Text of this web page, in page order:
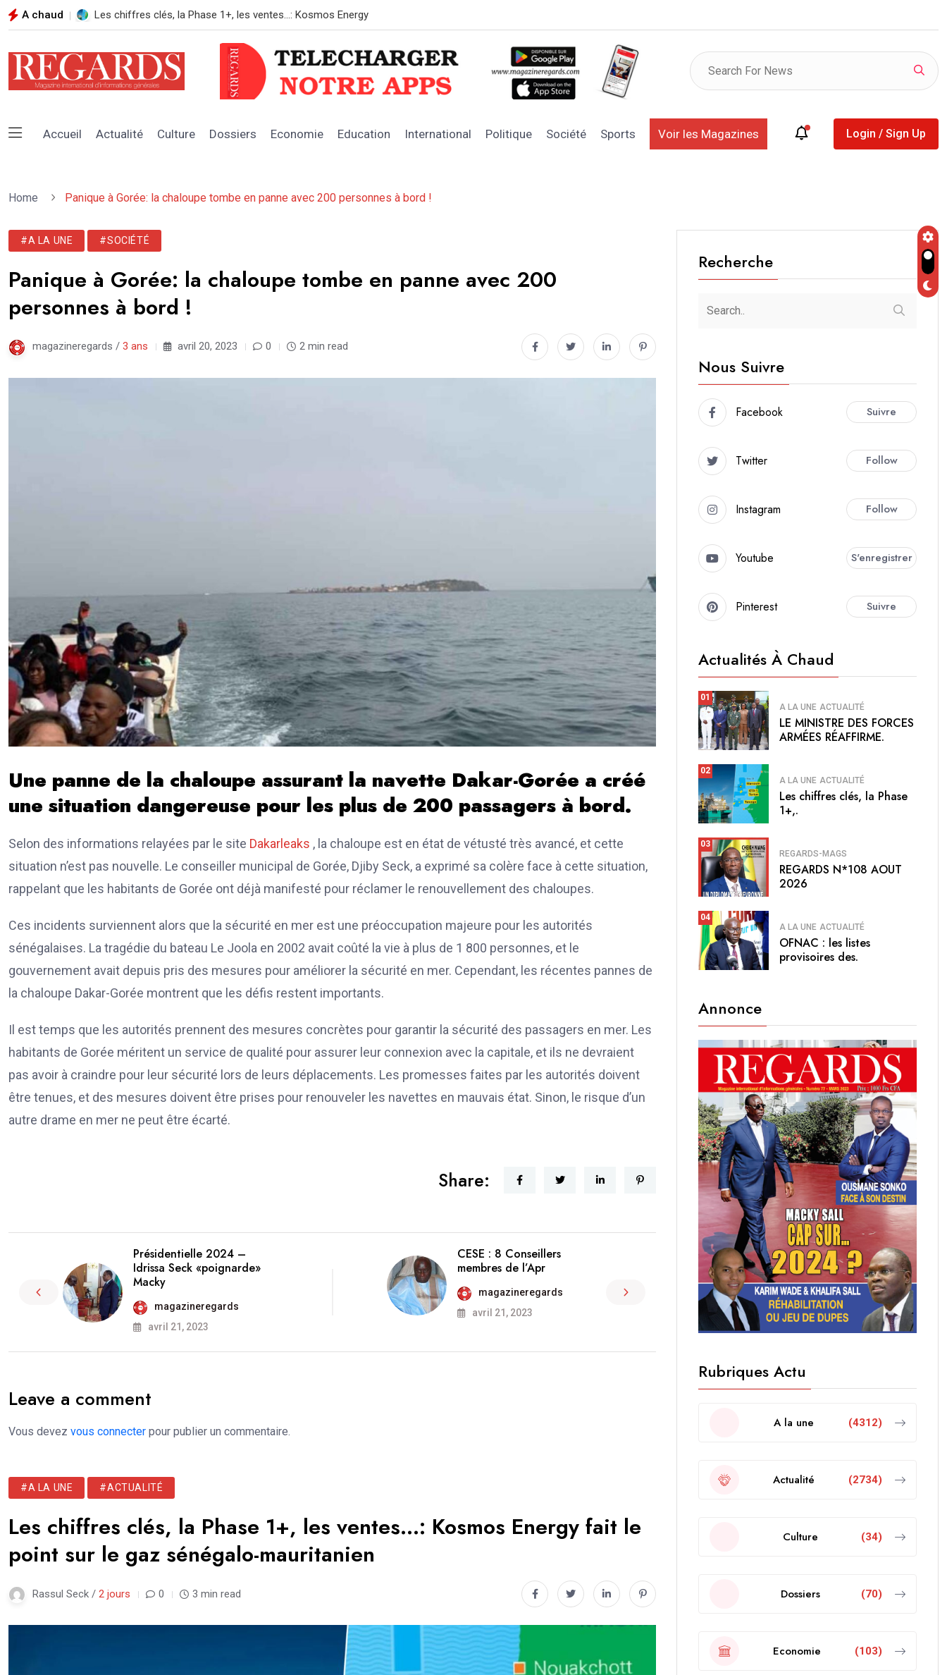
A chaud REGARDS N*108 AOUT 2026
Accueil Actualité Culture Dossiers Economie Education International Politique Société Sports Voir les Magazines Login / Sign Up
Home Panique à Gorée: la chaloupe tombe en panne avec 200 personnes à bord !
#A LA UNE #SOCIÉTÉ
Panique à Gorée: la chaloupe tombe en panne avec 200
personnes à bord !
magazineregards / 3 ans avril 20, 2023 0 2 min read
Une panne de la chaloupe assurant la navette Dakar-Gorée a créé
une situation dangereuse pour les plus de 200 passagers à bord.
Selon des informations relayées par le site Dakarleaks , la chaloupe est en état de vétusté très avancé, et cette
situation n’est pas nouvelle. Le conseiller municipal de Gorée, Djiby Seck, a exprimé sa colère face à cette situation,
rappelant que les habitants de Gorée ont déjà manifesté pour réclamer le renouvellement des chaloupes.
Ces incidents surviennent alors que la sécurité en mer est une préoccupation majeure pour les autorités
sénégalaises. La tragédie du bateau Le Joola en 2002 avait coûté la vie à plus de 1 800 personnes, et le
gouvernement avait depuis pris des mesures pour améliorer la sécurité en mer. Cependant, les récentes pannes de
la chaloupe Dakar-Gorée montrent que les défis restent importants.
Il est temps que les autorités prennent des mesures concrètes pour garantir la sécurité des passagers en mer. Les
habitants de Gorée méritent un service de qualité pour assurer leur connexion avec la capitale, et ils ne devraient
pas avoir à craindre pour leur sécurité lors de leurs déplacements. Les promesses faites par les autorités doivent
être tenues, et des mesures doivent être prises pour renouveler les navettes en mauvais état. Sinon, le risque d’un
autre drame en mer ne peut être écarté.
Share:
Présidentielle 2024 –
Idrissa Seck «poignarde»
Macky
magazineregards
avril 21, 2023
CESE : 8 Conseillers
membres de l’Apr
magazineregards
avril 21, 2023
Leave a comment
Vous devez vous connecter pour publier un commentaire.
#A LA UNE #ACTUALITÉ
Les chiffres clés, la Phase 1+, les ventes…: Kosmos Energy fait le
point sur le gaz sénégalo-mauritanien
Rassul Seck / 2 jours 0 3 min read
Recherche
Nous Suivre
Facebook Suivre
Twitter Follow
Instagram Follow
Youtube S'enregistrer
Pinterest Suivre
Actualités À Chaud
01
A LA UNE ACTUALITÉ
LE MINISTRE DES FORCES
ARMÉES RÉAFFIRME.
02
A LA UNE ACTUALITÉ
Les chiffres clés, la Phase
1+,.
03
REGARDS-MAGS
REGARDS N*108 AOUT
2026
04
A LA UNE ACTUALITÉ
OFNAC : les listes
provisoires des.
Annonce
Rubriques Actu
A la une (4312)
Actualité (2734)
Culture (34)
Dossiers (70)
Economie (103)